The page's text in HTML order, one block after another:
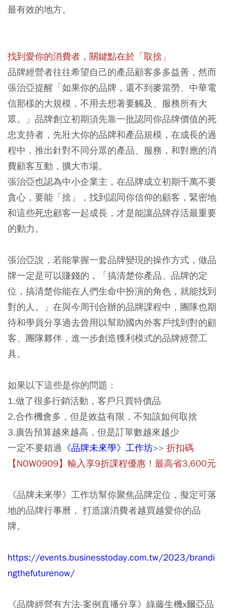
最有效的地方。
找到愛你的消費者，關鍵點在於「取捨」
品牌經營者往往希望自己的產品顧客多多益善，然而
張治亞提醒「如果你的品牌，還不到麥當勞、中華電
信那樣的大規模，不用去想著要觸及、服務所有大
眾。」品牌創立初期須先靠一批認同你品牌價值的死
忠支持者，先壯大你的品牌和產品規模，在成長的過
程中，推出針對不同分眾的產品、服務，和對應的消
費顧客互動，擴大市場。
張治亞也認為中小企業主，在品牌成立初期千萬不要
貪心，要能「捨」，找到認同你信仰的顧客，緊密地
和這些死忠顧客一起成長，才是能讓品牌存活最重要
的動力。
張治亞說，若能掌握一套品牌變現的操作方式，做品
牌一定是可以賺錢的，
「搞清楚你產品、品牌的定
位，搞清楚你能在人們生命中扮演的角色，就能找到
對的人。」 在與今周刊合辦的品牌課程中，團隊也期
待和學員分享過去曾用以幫助國內外客戶找到對的顧
客、團隊夥伴，進一步創造獲利模式的品牌經營工
具。
如果以下這些是你的問題：
1.做了很多行銷活動，客戶只買特價品
2.合作機會多，但是效益有限，不知該如何取捨
3.廣告預算越來越高，但是訂單數越來越少
一定不要錯過 《品牌未來學》工作坊>> 折扣碼
【NOW0909】輸入享9折課程優惠！最高省3,600元
《品牌未來學》 工作坊幫你聚焦品牌定位，擬定可落
地的品牌行事曆， 打造讓消費者越買越愛你的品
牌。
https://events.businesstoday.com.tw/2023/brandi
ngthefuturenow/
《品牌經營有方法-案例直播分享》綠藤生機x爾亞品